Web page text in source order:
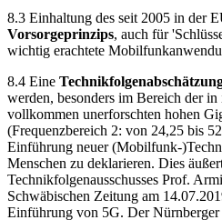
8.3 Einhaltung des seit 2005 in der
Vorsorgeprinzips, auch für
wichtig erachtete
8.4 Eine
werden, besonders im Bereich der
vollkommen unerforschten hohen
(Frequenzbereich 2: von 24,25 bis
Einführung neuer (Mobilfunk-
Menschen zu deklarieren. Dies
Technikfolgenausschusses Prof.
Schwäbischen Zeitung am
Einführung von 5G. Der